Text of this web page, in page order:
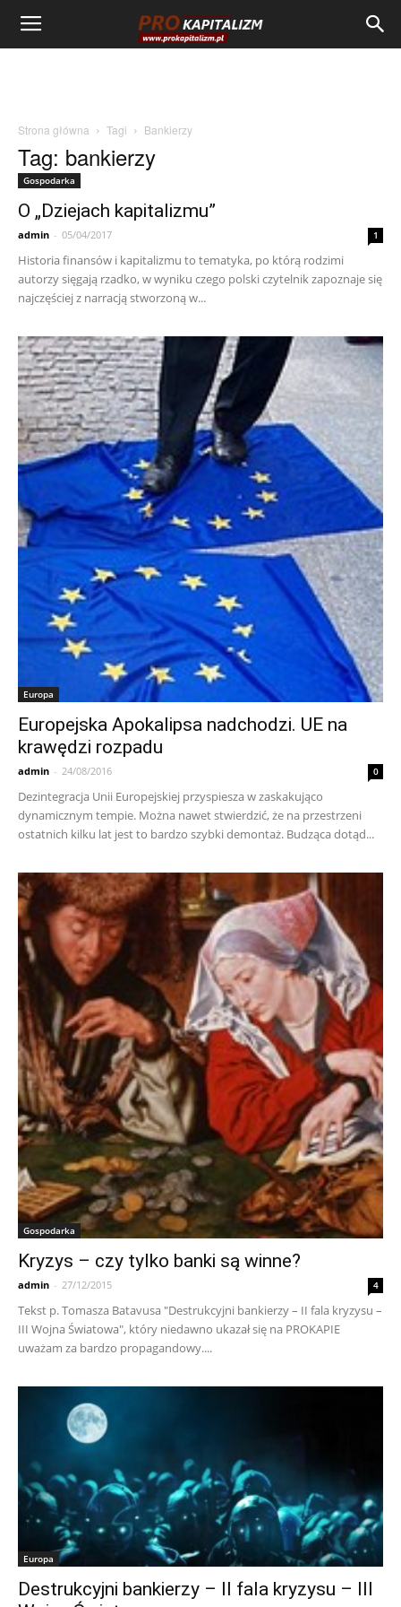
Strona główna Tagi Bankierzy
Tag: bankierzy
Gospodarka
O „Dziejach kapitalizmu”
admin - 05/04/2017 1
Historia finansów i kapitalizmu to tematyka, po którą rodzimi
autorzy sięgają rzadko, w wyniku czego polski czytelnik zapoznaje się
najczęściej z narracją stworzoną w...
Europa
Europejska Apokalipsa nadchodzi. UE na
krawędzi rozpadu
admin - 24/08/2016 0
Dezintegracja Unii Europejskiej przyspiesza w zaskakująco
dynamicznym tempie. Można nawet stwierdzić, że na przestrzeni
ostatnich kilku lat jest to bardzo szybki demontaż. Budząca dotąd...
Gospodarka
Kryzys – czy tylko banki są winne?
admin - 27/12/2015 4
Tekst p. Tomasza Batavusa "Destrukcyjni bankierzy – II fala kryzysu –
III Wojna Światowa", który niedawno ukazał się na PROKAPIE
uważam za bardzo propagandowy....
Europa
Destrukcyjni bankierzy – II fala kryzysu – III